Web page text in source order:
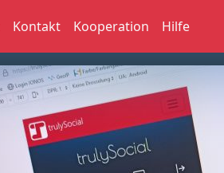
Kontakt Kooperation Hilfe